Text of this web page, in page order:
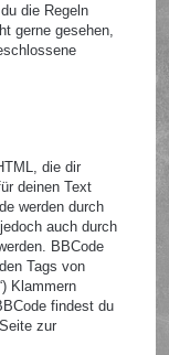
die Regeln
gerne gesehen,
die dir
deinen Text
werden durch
auch durch
BBCode
Tags von
Klammern
findest du
zur